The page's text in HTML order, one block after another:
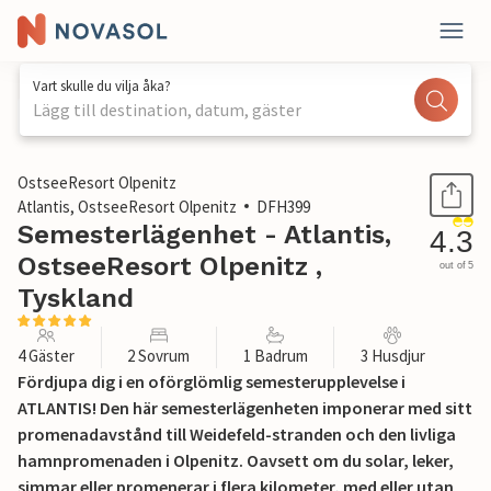
Vart skulle du vilja åka?
Lägg till destination, datum, gäster
1 / 22
OstseeResort Olpenitz
Atlantis, OstseeResort Olpenitz
DFH399
Semesterlägenhet - Atlantis,
OstseeResort Olpenitz ,
Tyskland
4.3
out of 5
4 Gäster 2 Sovrum 1 Badrum 3 Husdjur
Fördjupa dig i en oförglömlig semesterupplevelse i
ATLANTIS! Den här semesterlägenheten imponerar med sitt
promenadavstånd till Weidefeld-stranden och den livliga
hamnpromenaden i Olpenitz. Oavsett om du solar, leker,